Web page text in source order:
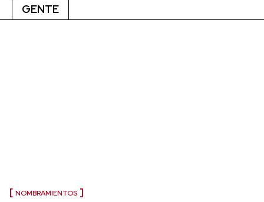
GENTE
NOMBRAMIENTOS